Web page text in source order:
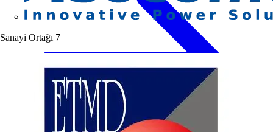
Sanayi Ortağı 7